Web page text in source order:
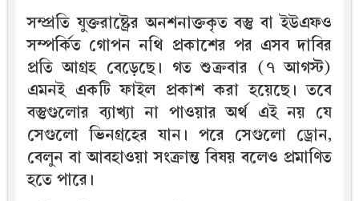
সম্প্রতি যুক্তরাষ্ট্রের অনশনাক্তকৃত বস্তু বা ইউএফও
সম্পর্কিত গোপন নথি প্রকাশের পর এসব দাবির
প্রতি আগ্রহ বেড়েছে। গত শুক্রবার (৭ আগস্ট)
এমনই একটি ফাইল প্রকাশ করা হয়েছে। তবে
বস্তুগুলোর ব্যাখ্যা না পাওয়ার অর্থ এই নয় যে
সেগুলো ভিনগ্রহের যান। পরে সেগুলো ড্রোন,
বেলুন বা আবহাওয়া সংক্রান্ত বিষয় বলেও প্রমাণিত
হতে পারে।